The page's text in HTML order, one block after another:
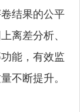
结果的公平
离差分析、
能，有效监
不断提升。